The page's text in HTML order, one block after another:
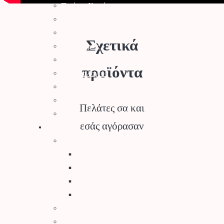
Σχετικά
προϊόντα
Πελάτες σα και
εσάς αγόρασαν
Πριόνια Χειρός
Ψεκαστήρες
Μηχανολογικά
Παιδικά Εργαλεία Κήπου